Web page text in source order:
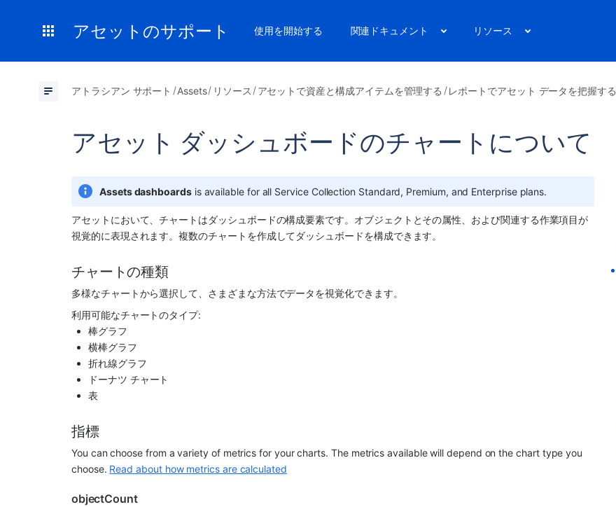
アセットのサポート 使用を開始する 関連ドキュメント リソース
アトラシアン サポート Assets リソース アセットで資産と構成アイテムを管理する レポートでアセット データを把握する
アセット ダッシュボードのチャートについて
Assets dashboards is available for all Service Collection Standard, Premium, and Enterprise plans.
アセットにおいて、チャートはダッシュボードの構成要素です。オブジェクトとその属性、および関連する作業項目が
視覚的に表現されます。複数のチャートを作成してダッシュボードを構成できます。
チャートの種類
多様なチャートから選択して、さまざまな方法でデータを視覚化できます。
利用可能なチャートのタイプ:
棒グラフ
横棒グラフ
折れ線グラフ
ドーナツ チャート
表
指標
You can choose from a variety of metrics for your charts. The metrics available will depend on the chart type you
choose. Read about how metrics are calculated
objectCount